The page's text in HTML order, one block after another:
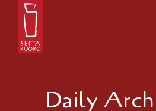
Daily